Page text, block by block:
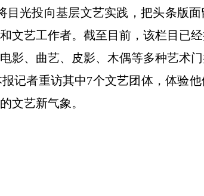
光投向基层文艺实践，把头条版面
文艺工作者。截至目前，该栏目已
影、曲艺、皮影、木偶等多种艺术
记者重访其中7个文艺团体，体验
文艺新气象。